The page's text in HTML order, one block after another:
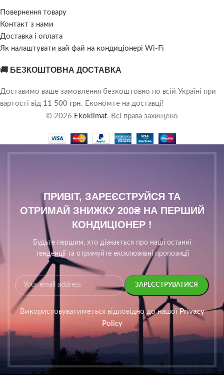
Повернення товару
Контакт з нами
Доставка і оплата
Як налаштувати вай фай на кондиціонері Wi-Fi
🚚 БЕЗКОШТОВНА ДОСТАВКА
Доставимо ваше замовлення безкоштовно по всій Україні при
вартості від 11 500 грн. Економте на доставці!
© 2026 Ekoklimat. Всі права захищено
ПРИВІТ, ЗАРЕЄСТРУЙСЯ ТА
ОТРИМАЙ ЗНИЖКУ 200₴ НА ПЕРШИЙ
КОНДИЦІОНЕР !
Будьте першим, хто дізнається про наші останні
тенденції та отримуйте ексклюзивні пропозиції
Використовуватиметься відповідно до нашої Privacy
Policy